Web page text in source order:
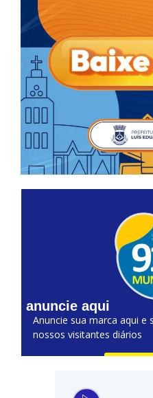
anuncie aqui
Anuncie sua marca aqui e
nossos visitantes diários